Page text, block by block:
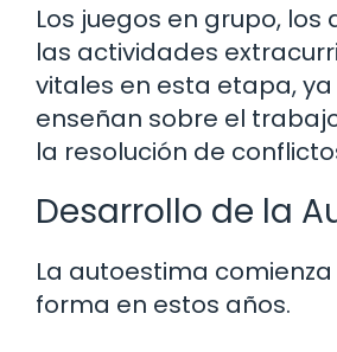
Los juegos en grupo, los
las actividades
vitales en esta etapa, ya
enseñan sobre el
la resolución de
Desarrollo de la
La autoestima
forma en estos años.